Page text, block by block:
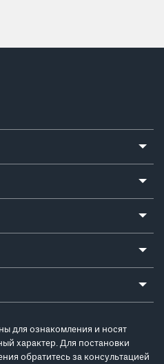
для ознакомления и носят
характер. Для постановки
обратитесь за консультацией